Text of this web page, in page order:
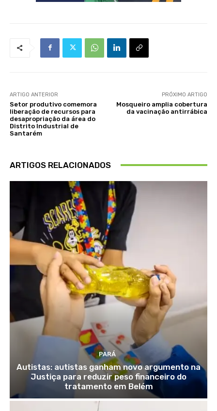
ARTIGO ANTERIOR
Setor produtivo comemora
liberação de recursos para
desapropriação da área do
Distrito Industrial de
Santarém
PRÓXIMO ARTIGO
Mosqueiro amplia cobertura
da vacinação antirrábica
ARTIGOS RELACIONADOS
PARÁ
Autistas: autistas ganham novo argumento na
Justiça para reduzir peso financeiro do
tratamento em Belém